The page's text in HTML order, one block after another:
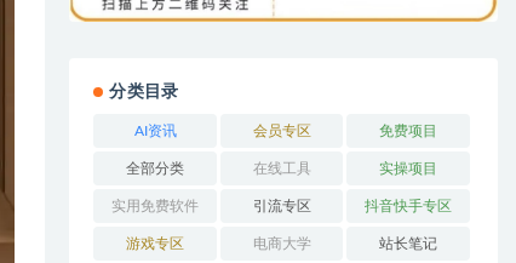
分类目录
AI资讯 会员专区 免费项目
全部分类 在线工具 实操项目
实用免费软件 引流专区 抖音快手专区
游戏专区 电商大学 站长笔记